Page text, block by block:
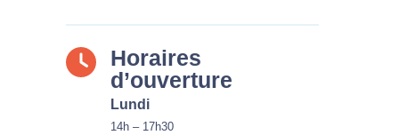
Horaires
d’ouverture
Lundi
14h – 17h30